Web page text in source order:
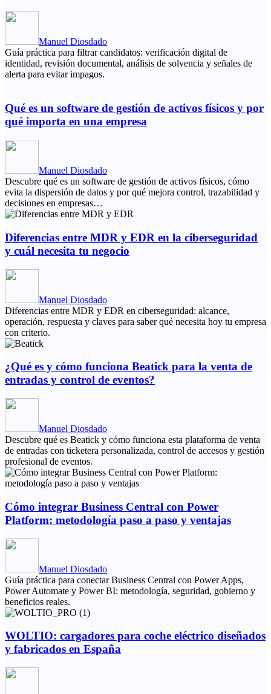
Manuel Diosdado
Guía práctica para filtrar candidatos: verificación digital de
identidad, revisión documental, análisis de solvencia y señales de
alerta para evitar impagos.
Qué es un software de gestión de activos físicos y por
qué importa en una empresa
Manuel Diosdado
Descubre qué es un software de gestión de activos físicos, cómo
evita la dispersión de datos y por qué mejora control, trazabilidad y
decisiones en empresas…
Diferencias entre MDR y EDR en la ciberseguridad
y cuál necesita tu negocio
Manuel Diosdado
Diferencias entre MDR y EDR en ciberseguridad: alcance,
operación, respuesta y claves para saber qué necesita hoy tu empresa
con criterio.
¿Qué es y cómo funciona Beatick para la venta de
entradas y control de eventos?
Manuel Diosdado
Descubre qué es Beatick y cómo funciona esta plataforma de venta
de entradas con ticketera personalizada, control de accesos y gestión
profesional de eventos.
Cómo integrar Business Central con Power
Platform: metodología paso a paso y ventajas
Manuel Diosdado
Guía práctica para conectar Business Central con Power Apps,
Power Automate y Power BI: metodología, seguridad, gobierno y
beneficios reales.
WOLTIO: cargadores para coche eléctrico diseñados
y fabricados en España